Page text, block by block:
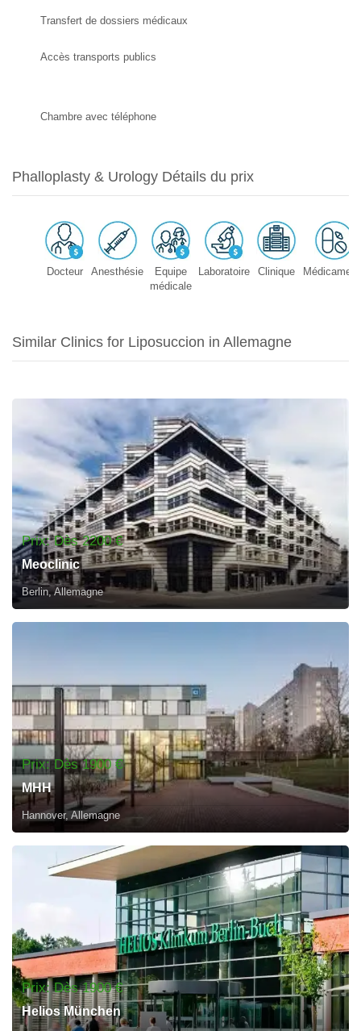
Transfert de dossiers médicaux
Accès transports publics
Chambre avec téléphone
Phalloplasty & Urology Détails du prix
Docteur Anesthésie
Equipe
médicale
Laboratoire Clinique
Similar Clinics for Liposuccion in Allemagne
Prix: Dès 2200 €
Meoclinic
Berlin, Allemagne
Prix: Dès 1900 €
MHH
Hannover, Allemagne
Prix: Dès 1900 €
Helios München